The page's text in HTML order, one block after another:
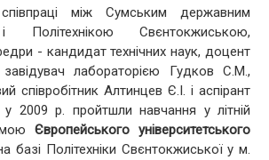
між Сумським державним
і Політехнікою Свєнтокжиською,
- кандидат технічних наук, доцент
лабораторією Гудков С.М.,
співробітник Алтинцев Є.І. і аспірант
2009 р. пройтшли навчання у літній
Європейського університетського
базі Політехніки Свєнтокжиської у м.